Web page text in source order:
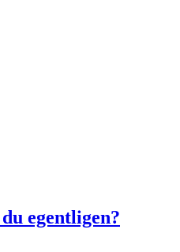
egentligen?